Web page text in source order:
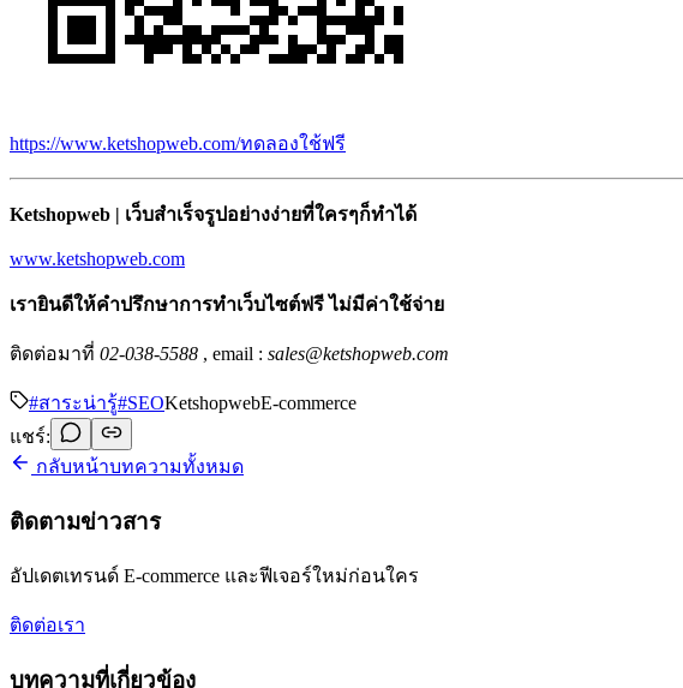
https://www.ketshopweb.com/ทดลองใช้ฟรี
Ketshopweb | เว็บสำเร็จรูปอย่างง่ายที่ใครๆก็ทำได้
www.ketshopweb.com
เรายินดีให้คำปรึกษาการทำเว็บไซต์ฟรี ไม่มีค่าใช้จ่าย
ติดต่อมาที่ 02-038-5588 , email : sales@ketshopweb.com
#สาระน่ารู้#SEOKetshopwebE-commerce
แชร์:
กลับหน้าบทความทั้งหมด
ติดตามข่าวสาร
อัปเดตเทรนด์ E-commerce และฟีเจอร์ใหม่ก่อนใคร
ติดต่อเรา
บทความที่เกี่ยวข้อง